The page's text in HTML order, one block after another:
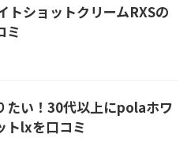
トショットクリームRXSの
ミ
たい！30代以上にpolaホワ
トlxを口コミ